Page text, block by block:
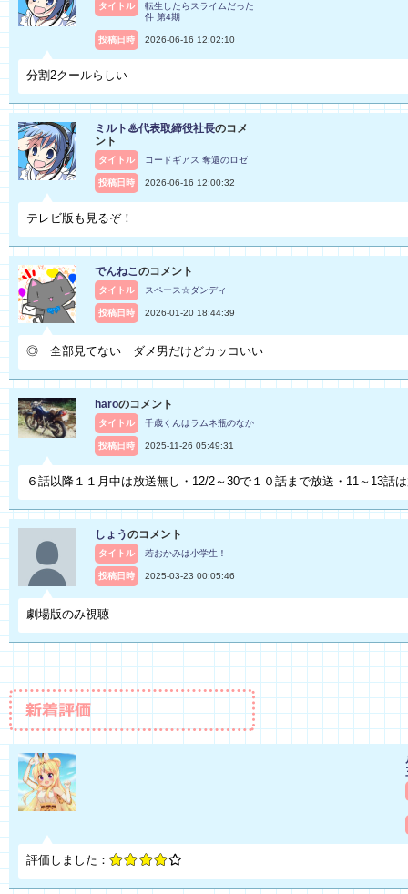
タイトル
転生したらスライムだった
件 第4期
投稿日時 2026-06-16 12:02:10
分割2クールらしい
ミルト♨代表取締役社長のコメ
ント
タイトル コードギアス 奪還のロゼ
投稿日時 2026-06-16 12:00:32
テレビ版も見るぞ！
でんねこのコメント
タイトル スペース☆ダンディ
投稿日時 2026-01-20 18:44:39
◎ 全部見てない ダメ男だけどカッコいい
haroのコメント
タイトル 千歳くんはラムネ瓶のなか
投稿日時 2025-11-26 05:49:31
６話以降１１月中は放送無し・12/2～30で１０話まで放送・11～13話
しょうのコメント
タイトル 若おかみは小学生！
投稿日時 2025-03-23 00:05:46
劇場版のみ視聴
評価しました：